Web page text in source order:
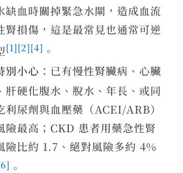
缺血時關掉緊急水閘，造成血流
腎損傷，這是最常見也通常可逆
[1][2][4] 。
別小心 ：已有慢性腎臟病、心臟
肝硬化腹水、脫水、年長、或同
利尿劑與血壓藥（ACEI/ARB）
險最高；CKD 患者用藥急性腎
險比約 1.7、絕對風險多約 4%
。